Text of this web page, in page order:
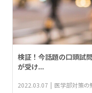
検証！今話題の口頭試
が受け...
2022.03.07 医学部対策の